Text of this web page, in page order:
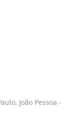
João Pessoa -